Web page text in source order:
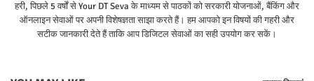
हरी, पिछले 5 वर्षों से Your DT Seva के माध्यम से पाठकों को सरकारी योजनाओं, बैंकिंग और
ऑनलाइन सेवाओं पर अपनी विशेषज्ञता साझा करते हैं। हम आपको इन विषयों की गहरी और
सटीक जानकारी देते हैं ताकि आप डिजिटल सेवाओं का सही उपयोग कर सकें।